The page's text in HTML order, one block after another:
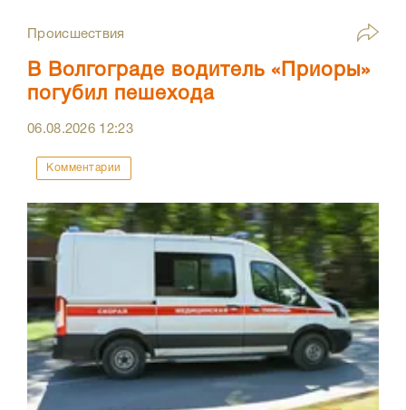
Происшествия
В Волгограде водитель «Приоры»
погубил пешехода
06.08.2026 12:23
Комментарии